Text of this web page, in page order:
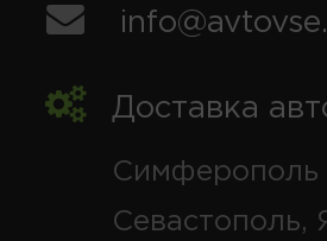
Доставка
Симферополь
Севастополь,